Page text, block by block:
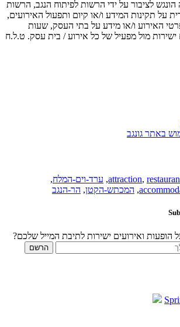
לציבור על ידי הרשות לפיתוח הנגב, הרשות
על תקינות המידע ו/או קיום ותפעול האירועים,
האירוע ו/או מידע על בתי העסק, שעות
ישירות מול מפעיל של כל אירוע / בית עסק. ט.ל.ח
באתר גונגב
attraction,
, ערד-וים-המלח,
, המכתש-הקטן, הר-הנגב
הופעות ואירועים ישירות לתיבת המייל שלכם?